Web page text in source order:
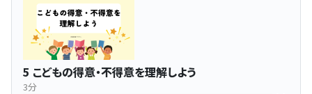
5 こどもの得意・不得意を理解しよう
3分